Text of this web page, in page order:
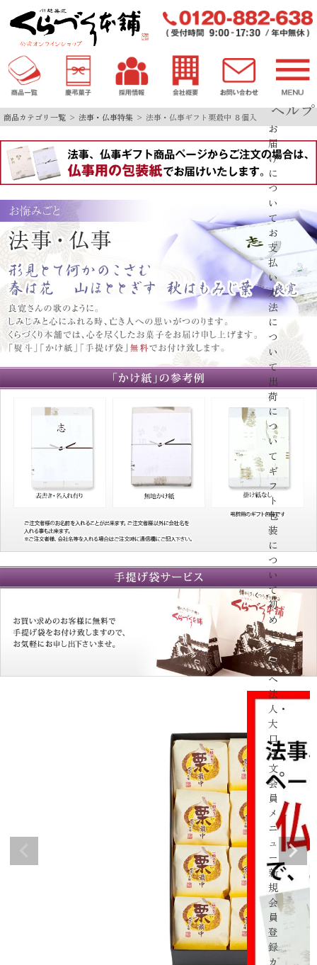
ヘルプ
お
届
け
に
つ
い
て
お
支
払
い
方
法
に
つ
い
て
出
荷
に
つ
い
て
ギ
フ
ト
包
装
に
つ
い
て
初
め
て
の
方
へ
法
人・
大
口
注
文
会
員
メ
ニ
ュ
ー
新
規
会
員
登
録
カ
商品カテゴリ一覧 法事・仏事特集 法事・仏事ギフト栗最中 ８個入